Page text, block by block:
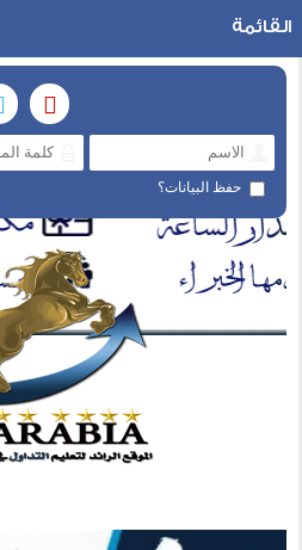
حفظ البيانات؟
القائمة